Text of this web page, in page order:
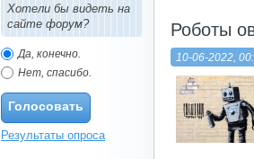
Роботы
10-06-2022,
Хотели бы видеть на
сайте форум?
Да, конечно.
Нет, спасибо.
Голосовать
Результаты опроса